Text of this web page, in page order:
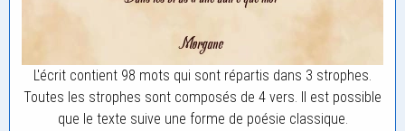
L'écrit contient 98 mots qui sont répartis dans 3 strophes.
Toutes les strophes sont composés de 4 vers. Il est possible
que le texte suive une forme de poésie classique.